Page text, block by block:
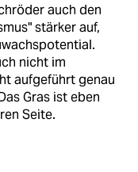
auch den
stärker auf,
nicht im
aufgeführt genau
Gras ist eben
Seite.